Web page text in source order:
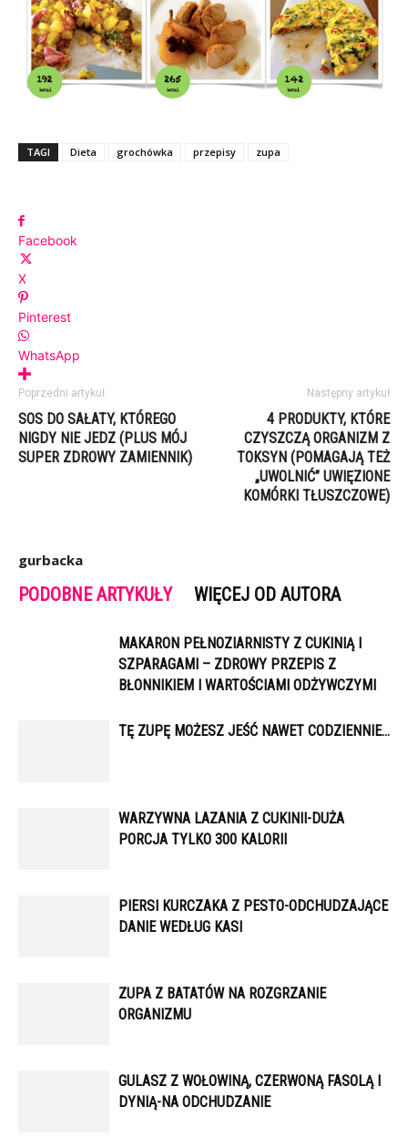
TAGI Dieta grochówka przepisy zupa
Facebook
X
Pinterest
WhatsApp
Poprzedni artykuł
SOS DO SAŁATY, KTÓREGO
NIGDY NIE JEDZ (PLUS MÓJ
SUPER ZDROWY ZAMIENNIK)
Następny artykuł
4 PRODUKTY, KTÓRE
CZYSZCZĄ ORGANIZM Z
TOKSYN (POMAGAJĄ TEŻ
„UWOLNIĆ” UWIĘZIONE
KOMÓRKI TŁUSZCZOWE)
gurbacka
PODOBNE ARTYKUŁY WIĘCEJ OD AUTORA
MAKARON PEŁNOZIARNISTY Z CUKINIĄ I
SZPARAGAMI – ZDROWY PRZEPIS Z
BŁONNIKIEM I WARTOŚCIAMI ODŻYWCZYMI
TĘ ZUPĘ MOŻESZ JEŚĆ NAWET CODZIENNIE…
WARZYWNA LAZANIA Z CUKINII-DUŻA
PORCJA TYLKO 300 KALORII
PIERSI KURCZAKA Z PESTO-ODCHUDZAJĄCE
DANIE WEDŁUG KASI
ZUPA Z BATATÓW NA ROZGRZANIE
ORGANIZMU
GULASZ Z WOŁOWINĄ, CZERWONĄ FASOLĄ I
DYNIĄ-NA ODCHUDZANIE